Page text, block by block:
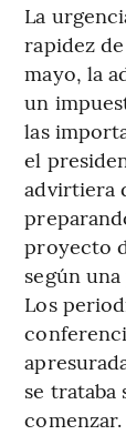
La
rapidez
mayo, la
un
las
el
advirtiera
proyecto
según
Los
se trataba
comenzar.